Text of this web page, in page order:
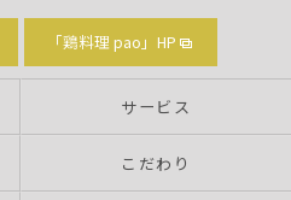
「鶏料理 pao」HP
サービス
こだわり